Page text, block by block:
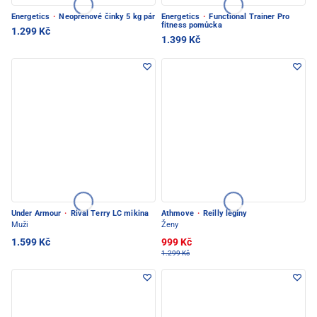
Energetics · Neoprenové činky 5 kg pár
1.299 Kč
Energetics · Functional Trainer Pro
fitness pomůcka
1.399 Kč
Under Armour ·
Rival Terry LC mikina
Muži
1.599 Kč
Athmove · Reilly legíny
Ženy
999 Kč
1.299 Kč